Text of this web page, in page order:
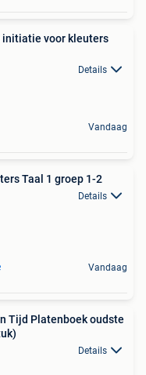
initiatie voor kleuters
Details
Vandaag
Taal 1 groep 1-2
Details
Vandaag
Tijd Platenboek oudste
Details